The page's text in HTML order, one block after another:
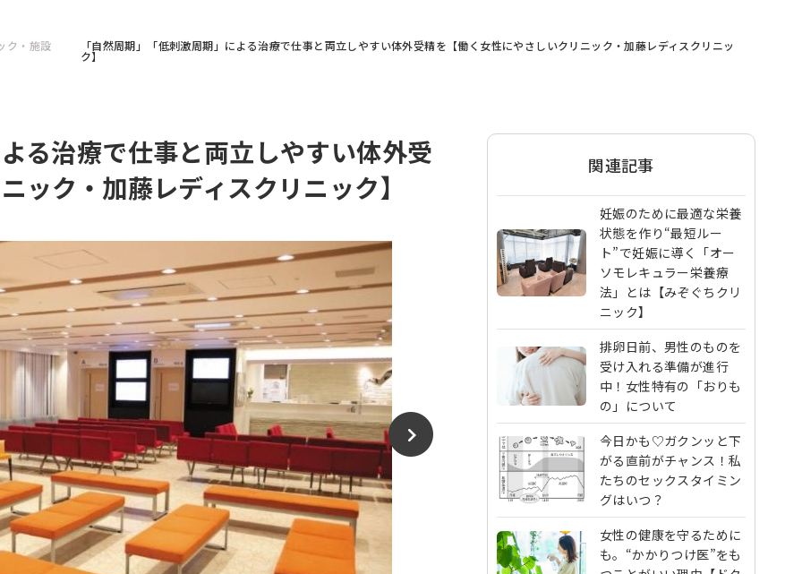
ク・施設 「自然周期」「低刺激周期」による治療で仕事と両立しやすい体外受精を【働く女性にやさしいクリニック・加藤レディスクリニッ
ク】
る治療で仕事と両立しやすい体外受
ック・加藤レディスクリニック】
関連記事
妊娠のために最適な栄養
状態を作り“最短ルー
ト”で妊娠に導く「オー
ソモレキュラー栄養療
法」とは【みぞぐちクリ
ニック】
排卵日前、男性のものを
受け入れる準備が進行
中！女性特有の「おりも
の」について
今日かも♡ガクンッと下
がる直前がチャンス！私
たちのセックスタイミン
グはいつ？
女性の健康を守るために
も。“かかりつけ医”をも